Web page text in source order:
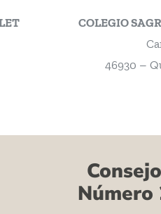
COLEGIO
46930 –
Consejo
Número